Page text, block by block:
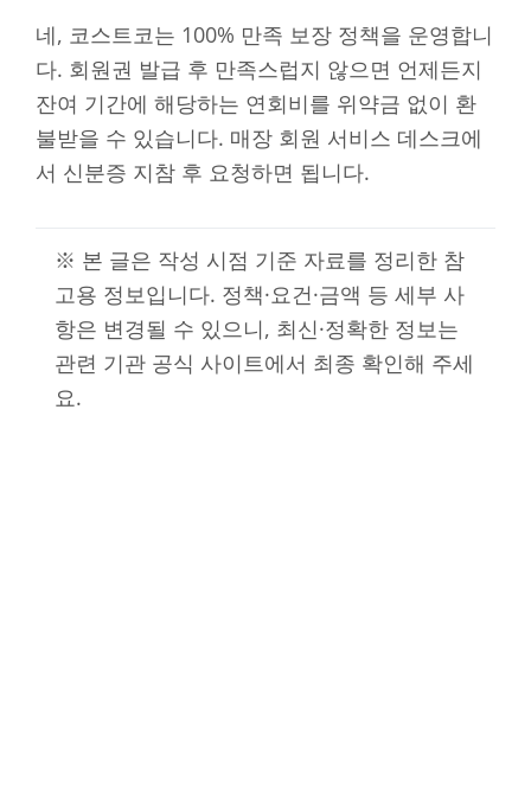
네, 코스트코는 100% 만족 보장 정책을 운영합니
다. 회원권 발급 후 만족스럽지 않으면 언제든지
잔여 기간에 해당하는 연회비를 위약금 없이 환
불받을 수 있습니다. 매장 회원 서비스 데스크에
서 신분증 지참 후 요청하면 됩니다.
※ 본 글은 작성 시점 기준 자료를 정리한 참
고용 정보입니다. 정책·요건·금액 등 세부 사
항은 변경될 수 있으니, 최신·정확한 정보는
관련 기관 공식 사이트에서 최종 확인해 주세
요.